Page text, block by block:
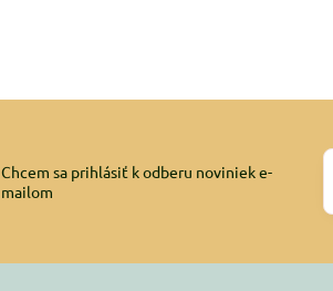
Chcem sa prihlásiť k odberu noviniek e-
mailom